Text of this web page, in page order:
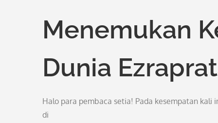
Menemukan
Dunia
Halo para pembaca setia! Pada kesempatan kali
di